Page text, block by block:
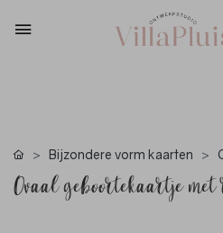
Bijzondere vorm kaarten
Ovaal geboortekaartje